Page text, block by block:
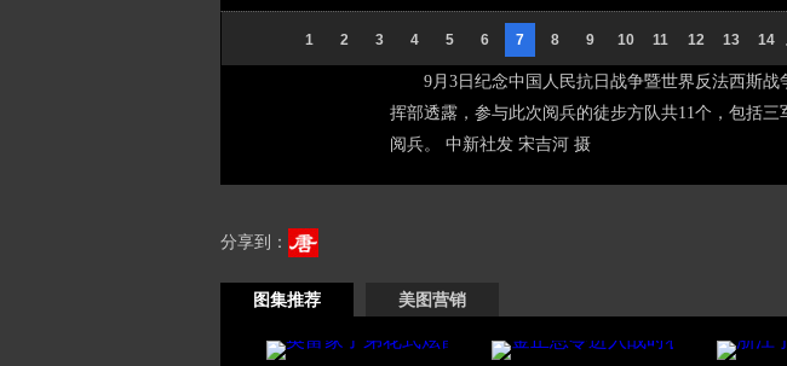
1 2 3 4 5 6 7 8 9 10 11 12 13 14
9月3日纪念中国人民抗日战争暨世界反法西斯
挥部透露，参与此次阅兵的徒步方队共11个，包括
阅兵。 中新社发 宋吉河 摄
分享到：
图集推荐 美图营销